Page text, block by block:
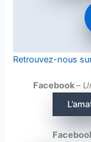
Retrouvez-nous
Facebook–